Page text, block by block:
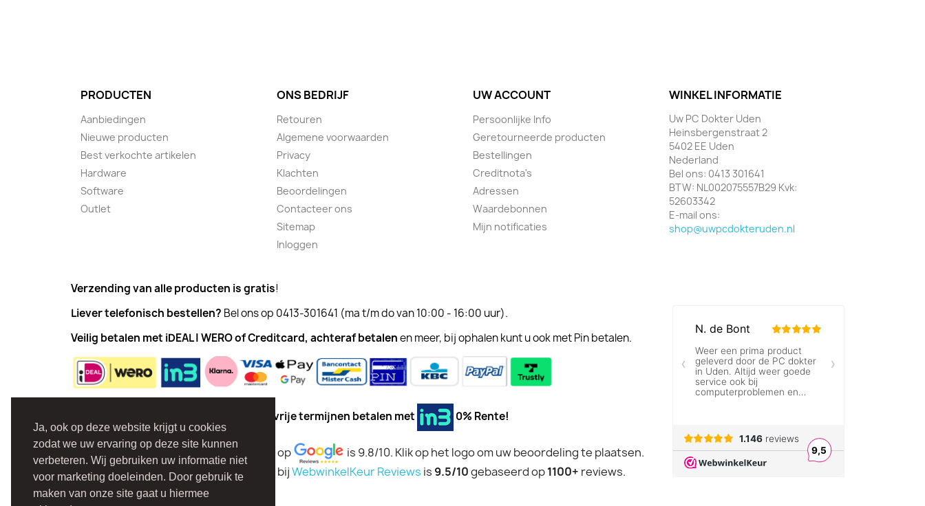
Ja, ook op deze website krijgt u cookies
zodat we uw ervaring op deze site kunnen
verbeteren. Wij gebruiken uw informatie niet
voor marketing doeleinden. Door gebruik te
maken van onze site gaat u hiermee
PRODUCTEN
Aanbiedingen
Nieuwe producten
Best verkochte artikelen
Hardware
Software
Outlet
ONS BEDRIJF
Retouren
Algemene voorwaarden
Privacy
Klachten
Beoordelingen
Contacteer ons
Sitemap
Inloggen
UW ACCOUNT
Persoonlijke Info
Geretourneerde producten
Bestellingen
Creditnota's
Adressen
Waardebonnen
Mijn notificaties
WINKEL INFORMATIE
Uw PC Dokter Uden
Heinsbergenstraat 2
5402 EE Uden
Nederland
Bel ons: 0413 301641
BTW: NL002075557B29 Kvk:
52603342
E-mail ons:
shop@uwpcdokteruden.nl
Verzending van alle producten is gratis!
Liever telefonisch bestellen? Bel ons op 0413-301641 (ma t/m do van 10:00 - 16:00 uur).
Veilig betalen met iDEAL | WERO of Creditcard, achteraf betalenen meer, bij ophalen kunt u ook met Pin betalen.
Vanaf € 100,00 kunt u ook in drie rente vrije termijnen betalen met 0% Rente!
De waardering van Uw PC Dokter Uden op
is 9.8/10. Klik op het logo om uw beoordeling te plaatsen.
De waardering van Uw PC Dokter Uden bijWebwinkelKeur Reviews is 9.5/10gebaseerd op1100+ reviews.